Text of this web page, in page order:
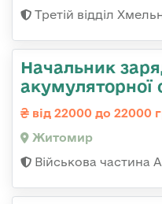
Третій відділ
Начальник
акумуляторної
від 22000 до 22000
Житомир
Військова частина